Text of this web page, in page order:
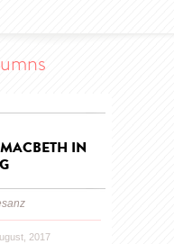
IN
2017